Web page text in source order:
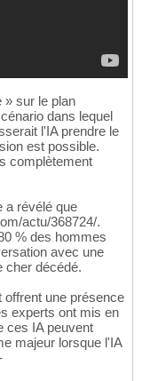
» sur le plan
dans lequel
l'IA prendre le
est possible.
complètement
a révélé que
actu/368724/.
% des hommes
avec une
cher décédé.
offrent une présence
experts ont mis en
ces IA peuvent
majeur lorsque l'IA